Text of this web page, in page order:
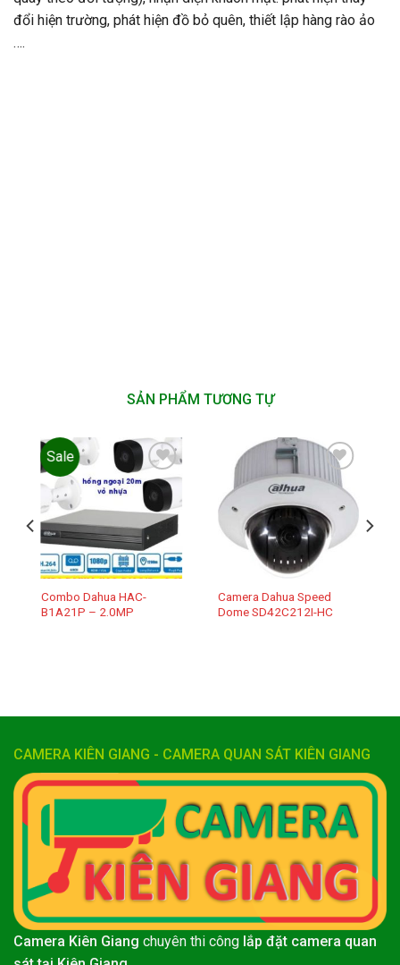
đổi hiện trường, phát hiện đồ bỏ quên, thiết lập hàng rào ảo
….
SẢN PHẨM TƯƠNG TỰ
Sale
Add to
wishlist
Combo Dahua HAC-
B1A21P – 2.0MP
Add to
wishlist
Camera Dahua Speed
Dome SD42C212I-HC
CAMERA KIÊN GIANG - CAMERA QUAN SÁT KIÊN GIANG
Camera Kiên Giang chuyên thi công lắp đặt camera quan